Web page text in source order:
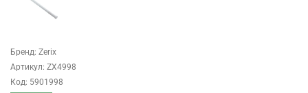
Бренд: Zerix
Артикул: ZX4998
Код: 5901998